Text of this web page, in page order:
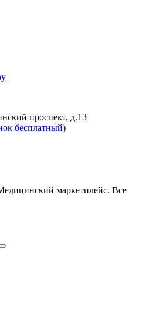
проспект, д.13
бесплатный)
маркетплейс. Все